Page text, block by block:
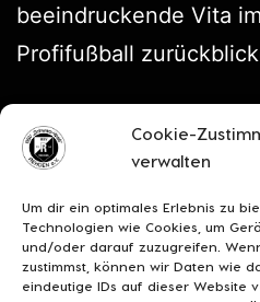
Cookie-
verwalten
Um dir ein optimales Erlebnis zu
Technologien wie Cookies, um
und/oder darauf zuzugreifen.
zustimmst, können wir Daten wie
eindeutige IDs auf dieser Website
beeindruckende Vita
Profifußball
Kategorisiert als